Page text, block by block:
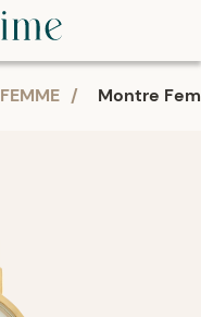
FEMME / Montre